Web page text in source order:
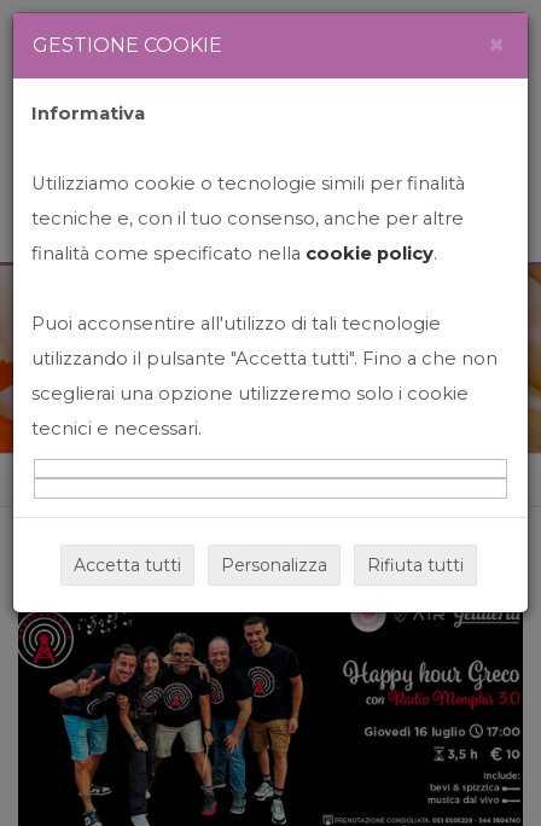
News&Events
Home News&events
GESTIONE COOKIE ×
Informativa
Utilizziamo cookie o tecnologie simili per finalità
tecniche e, con il tuo consenso, anche per altre
finalità come specificato nella cookie policy.
Puoi acconsentire all'utilizzo di tali tecnologie
utilizzando il pulsante "Accetta tutti". Fino a che non
sceglierai una opzione utilizzeremo solo i cookie
tecnici e necessari.
Accetta tutti Personalizza Rifiuta tutti